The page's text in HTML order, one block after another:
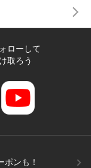
ローして
取ろう
ンも！